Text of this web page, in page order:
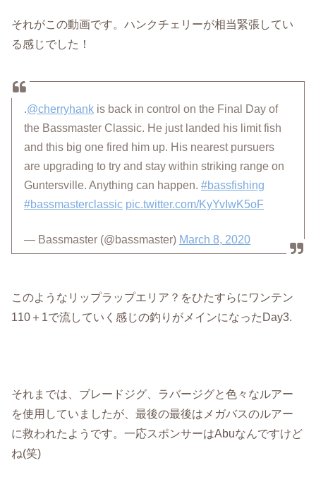
それがこの動画です。ハンクチェリーが相当緊張してい
る感じでした！
.@cherryhank is back in control on the Final Day of
the Bassmaster Classic. He just landed his limit fish
and this big one fired him up. His nearest pursuers
are upgrading to try and stay within striking range on
Guntersville. Anything can happen.#bassfishing
#bassmasterclassic pic.twitter.com/KyYvIwK5oF
— Bassmaster (@bassmaster) March 8, 2020
このようなリップラップエリア？をひたすらにワンテン
110＋1で流していく感じの釣りがメインになったDay3.
それまでは、ブレードジグ、ラバージグと色々なルアー
を使用していましたが、最後の最後はメガバスのルアー
に救われたようです。一応スポンサーはAbuなんですけど
ね(笑)